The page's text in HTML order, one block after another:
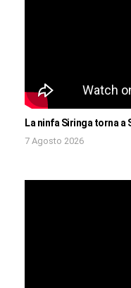
La ninfa Siringa torna a
7 Agosto 2026